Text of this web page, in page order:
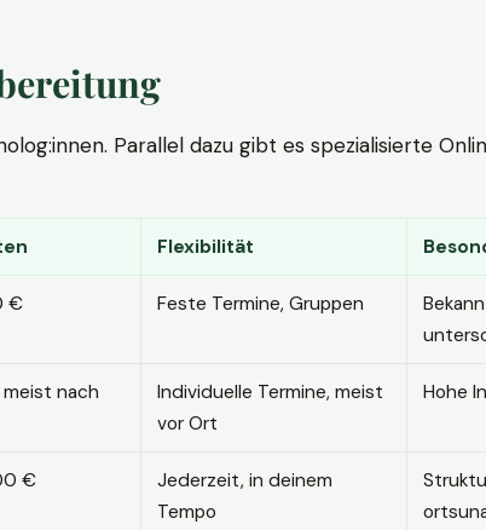
Parallel dazu gibt es spezialisierte
Flexibilität
€ Feste Termine, Gruppen
meist nach
Individuelle Termine, meist
vor Ort
Hohe
€
Jederzeit, in deinem
Tempo